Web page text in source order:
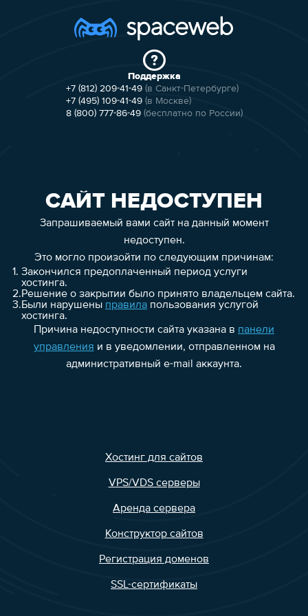
Поддержка
+7 (812) 209-41-49 (в Санкт-Петербурге)
+7 (495) 109-41-49 (в Москве)
8 (800) 777-86-49 (бесплатно по России)
САЙТ НЕДОСТУПЕН
Запрашиваемый вами сайт на данный момент
недоступен.
Это могло произойти по следующим причинам:
1. Закончился предоплаченный период услуги
хостинга.
2.Решение о закрытии было принято владельцем сайта.
3.Были нарушены правилапользования услугой
хостинга.
Причина недоступности сайта указана в панели
управления и в уведомлении, отправленном на
административный e-mail аккаунта.
Хостинг для сайтов
VPS/VDS серверы
Аренда сервера
Конструктор сайтов
Регистрация доменов
SSL-сертификаты